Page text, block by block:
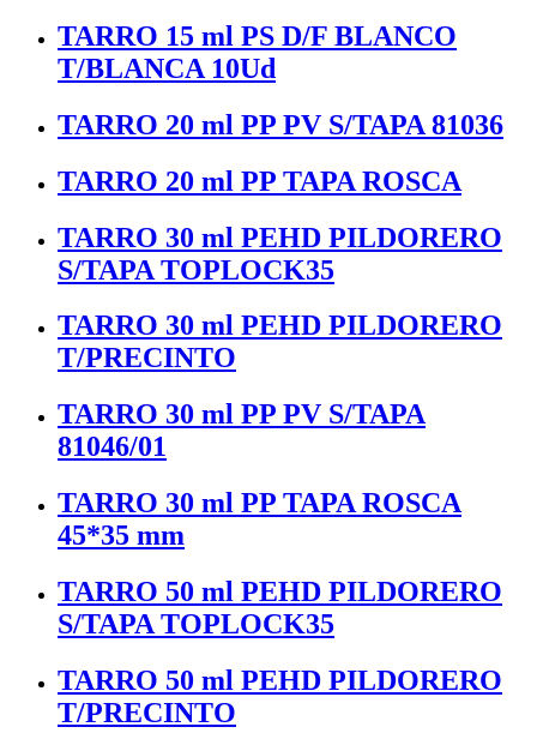
TARRO 15 ml PS D/F BLANCO
T/BLANCA 10Ud
TARRO 20 ml PP PV S/TAPA 81036
TARRO 20 ml PP TAPA ROSCA
TARRO 30 ml PEHD PILDORERO
S/TAPA TOPLOCK35
TARRO 30 ml PEHD PILDORERO
T/PRECINTO
TARRO 30 ml PP PV S/TAPA
81046/01
TARRO 30 ml PP TAPA ROSCA
45*35 mm
TARRO 50 ml PEHD PILDORERO
S/TAPA TOPLOCK35
TARRO 50 ml PEHD PILDORERO
T/PRECINTO